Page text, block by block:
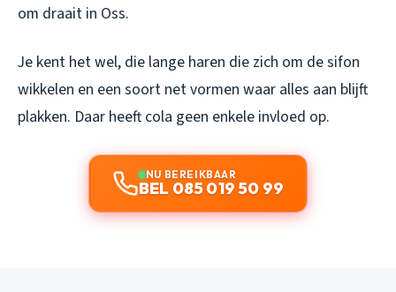
om draait in Oss.
Je kent het wel, die lange haren die zich om de sifon
wikkelen en een soort net vormen waar alles aan blijft
plakken. Daar heeft cola geen enkele invloed op.
NU BEREIKBAAR
BEL 085 019 50 99